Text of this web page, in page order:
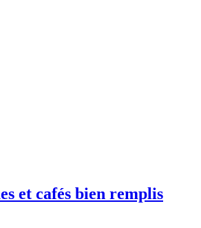
et cafés bien remplis